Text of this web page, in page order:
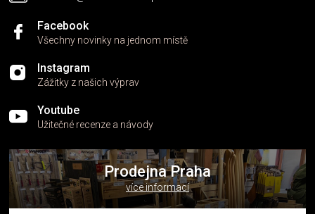
Facebook
Všechny novinky na jednom místě
Instagram
Zážitky z našich výprav
Youtube
Užitečné recenze a návody
Prodejna Praha
více informací